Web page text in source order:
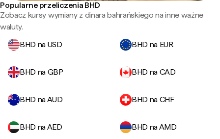
Popularne przeliczenia BHD
Zobacz kursy wymiany z dinara bahrańskiego na inne ważne
waluty.
BHD na USD
BHD na EUR
BHD na GBP BHD na CAD
BHD na AUD BHD na CHF
BHD na AED
BHD na AMD